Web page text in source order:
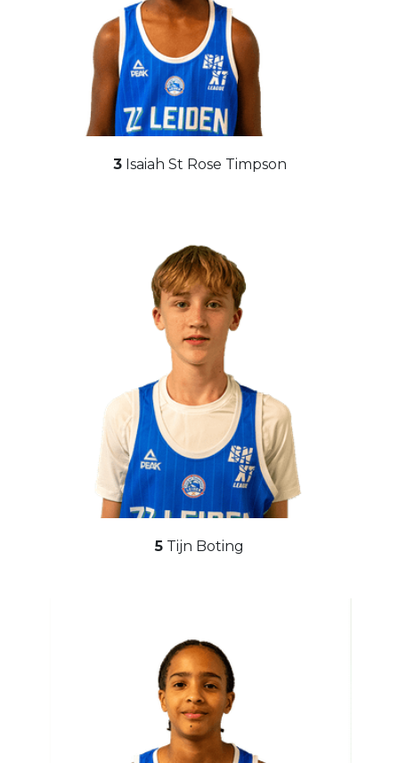
3Isaiah St Rose Timpson
5 Tijn Boting